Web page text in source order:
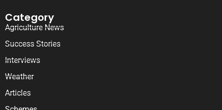
Category
Agriculture News
Success Stories
Interviews
Weather
Articles